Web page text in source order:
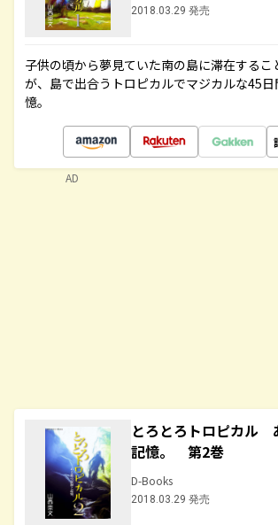
2018.03.29 発売
子供の頃から夢見ていた南の島に滞在するこ
が、島で出合うトロピカルでマジカルな45
憶。
とろとろトロピカル
記憶。 第2巻
D-Books
2018.03.29 発売
AD